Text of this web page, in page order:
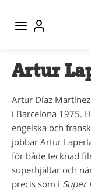
Artur
Artur Díaz
i Barcelona 1975.
engelska och
jobbar Artur
för både tecknad
superhjältar och
precis som i Super